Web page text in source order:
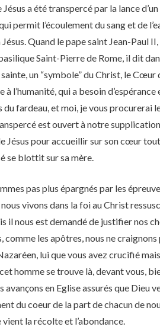
a été transpercé par la lance
permit l’écoulement du sang et de
Quand le pape saint Jean-Paul
Saint-Pierre de Rome, il dit
un “symbole” du Christ, le
l’humanité, qui a besoin d’espérance
du fardeau, et moi, je vous procurerai
est ouvert à notre
Jésus pour accueillir sur son cœur
se blottit sur sa mère.
pas plus épargnés par les
vivons dans la foi au Christ
il nous est demandé de justifier nos
les apôtres, nous ne
lui que vous avez crucifié
homme se trouve là, devant vous,
avançons en Eglise assurés que Dieu
du coeur de la part de chacun de
la récolte et l’abondance.